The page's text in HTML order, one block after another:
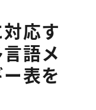
対応す
語メ
表を